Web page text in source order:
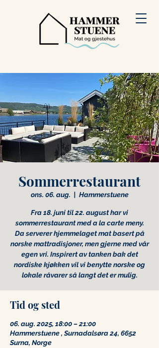
Sommerrestaurant
ons. 06. aug.
  |
Hammerstuene
Fra 18. juni til 22. august har vi
sommerrestaurant med a la carte meny.
Da serverer hjemmelaget mat basert på
norske mattradisjoner, men gjerne med vår
egen vri. Inspirert av tanken bak det
nordiske kjøkken vil vi benytte norske og
lokale råvarer så langt det er mulig.
Tid og sted
06. aug. 2025, 18:00 – 21:00
Hammerstuene , Surnadalsøra 24, 6652
Surna, Norge